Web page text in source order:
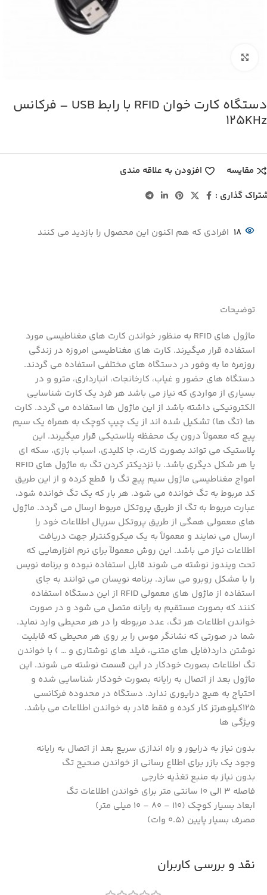
دستگاه کارت خوان RFID با رابط USB – فرکانس
125KHz
مقایسه
افزودن به علاقه مندی
گذاری :
18 افرادی که هم اکنون این محصول را بازدید می کنند
توضیحات
ماژول های RFID به منظور خواندن کارت های مغناطیسی مورد
استفاده قرار میگیرند. کارت های مغناطیسی امروزه در زندگی
روزمره ما به وفور در دستگاه های مختلفی استفاده می گردند.
دستگاه های حضور و غیاب، کارخانجات، انبارداری، مترو و در
بسیاری از مواردی که نیاز می باشد هر فرد یک کارت شناسایی
الکترونیکی داشته باشد از این ماژول ها استفاده می گردد. کارت
ها (تگ ها) تشکیل شده اند از یک چیپ کوچک به همراه یک سیم
پیچ که معمولاً درون یک محفظه پلاستیکی قرار میگیرند. این
پلاستیک می تواند بصورت کارت، جا کلیدی، اسباب بازی، سکه ای
یا هر شکل دیگری باشد. با نزدیکتر کردن تگ به ماژول های RFID
امواج مغناطیسی ماژول سیم پیچ تگ را قطع کرده و از این طریق
کد مربوط به تگ خوانده می شود. هر بار که یک تگ خوانده شود،
عبارت مربوط به تگ از طریق پروتکل مربوط ارسال می گردد. ماژول
های معمولی همگی از طریق پروتکل سریال اطلاعات خود را
ارسال می نمایند و معمولاً به یک میکروکنترلر جهت دریافت
اطلاعات نیاز می باشد. این روش معمولاً برای نرم افزارهایی که
تحت ویندوز نوشته می شوند قابل استفاده نبوده و برنامه نویس
را با مشکل روبرو می سازد. برنامه نویسان می توانند به جای
استفاده از ماژول های معمولی RFID از این دستگاه استفاده
کنند که بصورت مستقیم به رایانه متصل می شود و در صورت
خواندن اطلاعات هر تگ، عدد مربوطه را در هر محیطی وارد نماید.
شما در صورتی که نشانگر موس را بر روی هر محیطی که قابلیت
نوشتن دارد(فایل های متنی، فیلد های نوشتاری و … ) با خواندن
تگ اطلاعات بصورت خودکار در این قسمت نوشته می شوند. این
ماژول بعد از اتصال به رایانه بصورت خودکار شناسایی شده و
احتیاج به هیچ درایوری ندارد. دستگاه در محدوده فرکانسی
125کیلوهرتز کار کرده و فقط قادر به خواندن اطلاعات می باشد.
ویژگی ها
بدون نیاز به درایور و راه اندازی سریع بعد از اتصال به رایانه
وجود یک بازر برای اطلاع رسانی از خواندن صحیح تگ
بدون نیاز به منبع تغذیه خارجی
فاصله 3 الی 10 سانتی متر برای خواندن اطلاعات تگ
ابعاد بسیار کوچک (110 – 80 – 10 میلی متر)
مصرف بسیار پایین (0.5 وات)
نقد و بررسی کاربران